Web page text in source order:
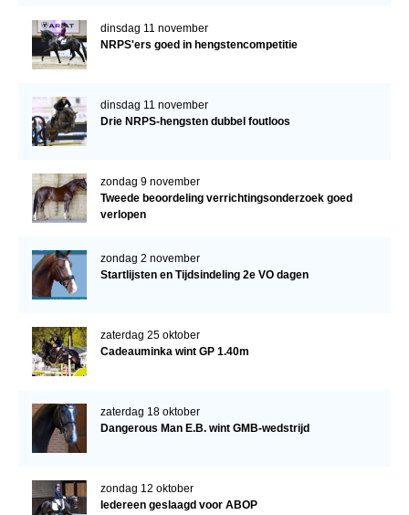
dinsdag 11 november
NRPS'ers goed in hengstencompetitie
dinsdag 11 november
Drie NRPS-hengsten dubbel foutloos
zondag 9 november
Tweede beoordeling verrichtingsonderzoek goed
verlopen
zondag 2 november
Startlijsten en Tijdsindeling 2e VO dagen
zaterdag 25 oktober
Cadeauminka wint GP 1.40m
zaterdag 18 oktober
Dangerous Man E.B. wint GMB-wedstrijd
zondag 12 oktober
Iedereen geslaagd voor ABOP